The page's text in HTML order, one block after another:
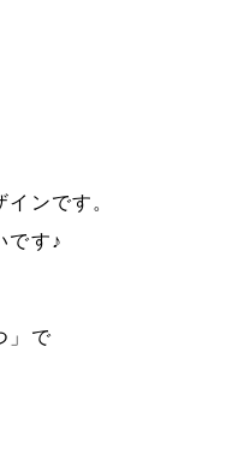
ンです。
です♪
」で